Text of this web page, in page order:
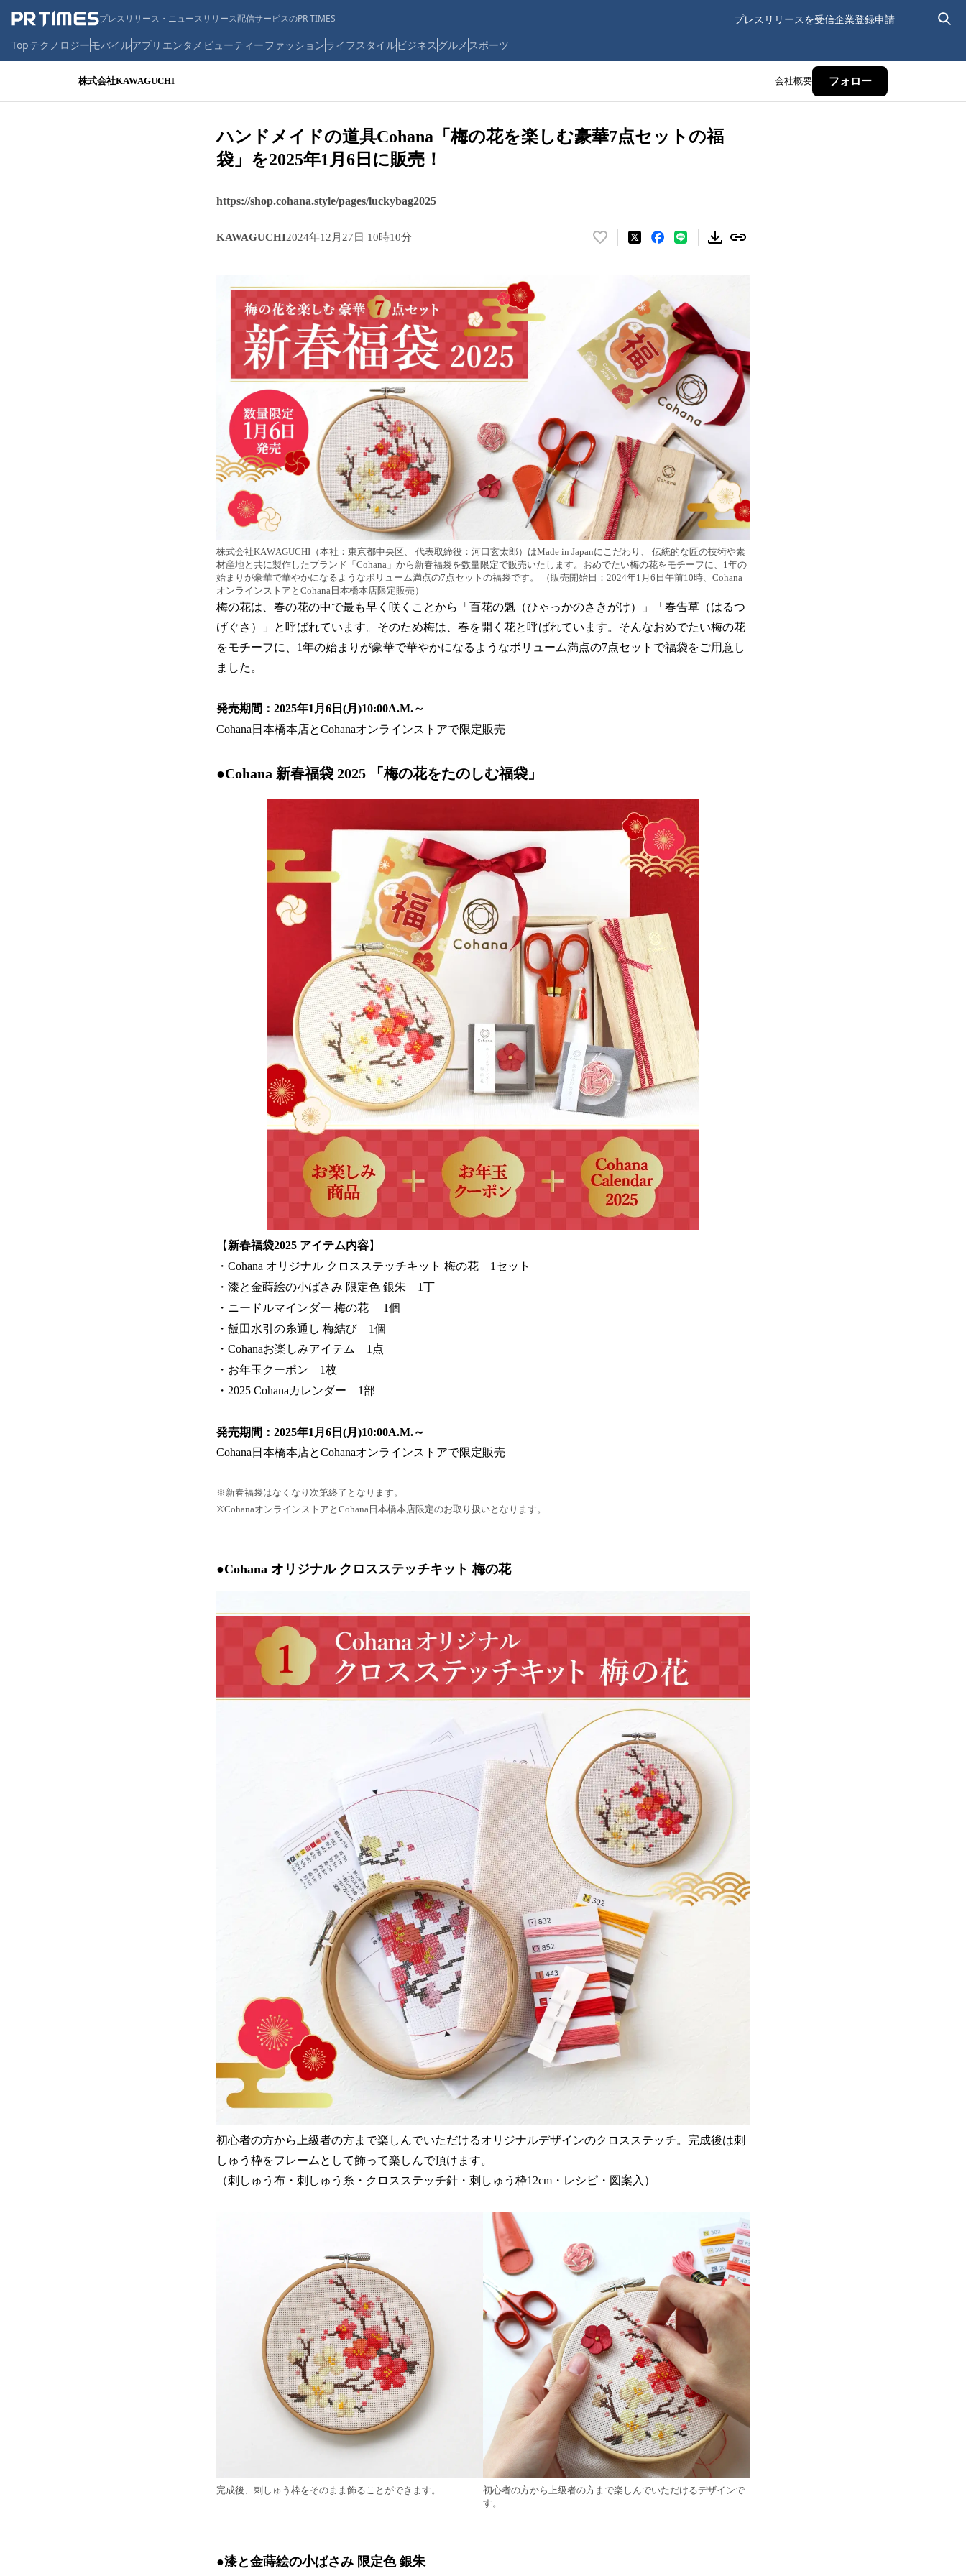
プレスリリース・ニュースリリース配信サービスのPR TIMES プレスリリースを受信企業登録申請
Topテクノロジーモバイルアプリ エンタメ ビューティーファッションライフスタイルビジネス グルメ スポーツ
株式会社KAWAGUCHI 会社概要 フォロー
ハンドメイドの道具Cohana「梅の花を楽しむ豪華7点セットの福
袋」を2025年1月6日に販売！
https://shop.cohana.style/pages/luckybag2025
KAWAGUCHI2024年12月27日 10時10分
い
読
み
込
み
中
株式会社KAWAGUCHI（本社：東京都中央区、 代表取締役：河口玄太郎）はMade in Japanにこだわり、 伝統的な匠の技術や素
材産地と共に製作したブランド「Cohana」から新春福袋を数量限定で販売いたします。おめでたい梅の花をモチーフに、1年の
始まりが豪華で華やかになるようなボリューム満点の7点セットの福袋です。 （販売開始日：2024年1月6日午前10時、Cohana
オンラインストアとCohana日本橋本店限定販売）
梅の花は、春の花の中で最も早く咲くことから「百花の魁（ひゃっかのさきがけ）」「春告草（はるつ
げぐさ）」と呼ばれています。そのため梅は、春を開く花と呼ばれています。そんなおめでたい梅の花
をモチーフに、1年の始まりが豪華で華やかになるようなボリューム満点の7点セットで福袋をご用意し
ました。
発売期間：2025年1月6日(月)10:00A.M.～
Cohana日本橋本店とCohanaオンラインストアで限定販売
●Cohana 新春福袋 2025 「梅の花をたのしむ福袋」
【 新春福袋2025 アイテム内容】
・Cohana オリジナル クロスステッチキット 梅の花 1セット
・漆と金蒔絵の小ばさみ 限定色 銀朱 1丁
・ニードルマインダー 梅の花 1個
・飯田水引の糸通し 梅結び 1個
・Cohanaお楽しみアイテム 1点
・お年玉クーポン 1枚
・2025 Cohanaカレンダー 1部
発売期間：2025年1月6日(月)10:00A.M.～
Cohana日本橋本店とCohanaオンラインストアで限定販売
※新春福袋はなくなり次第終了となります。
※CohanaオンラインストアとCohana日本橋本店限定のお取り扱いとなります。
●Cohana オリジナル クロスステッチキット 梅の花
初心者の方から上級者の方まで楽しんでいただけるオリジナルデザインのクロスステッチ。完成後は刺
しゅう枠をフレームとして飾って楽しんで頂けます。
（刺しゅう布・刺しゅう糸・クロスステッチ針・刺しゅう枠12cm・レシピ・図案入）
完成後、刺しゅう枠をそのまま飾ることができます。
初心者の方から上級者の方まで楽しんでいただけるデザインで
す。
●漆と金蒔絵の小ばさみ 限定色 銀朱